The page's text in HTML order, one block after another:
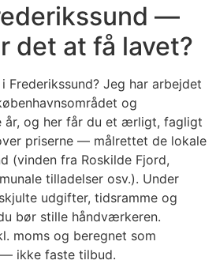
—
det at få lavet?
Frederikssund? Jeg har arbejdet
og
år, og her får du et ærligt, fagligt
priserne — målrettet de lokale
(vinden fra Roskilde Fjord,
tilladelser osv.). Under
udgifter, tidsramme og
bør stille håndværkeren.
moms og beregnet som
ikke faste tilbud.